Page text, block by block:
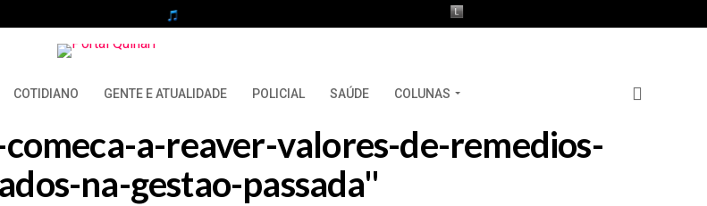
COTIDIANO GENTE E ATUALIDADE POLICIAL SAÚDE COLUNAS
a-reaver-valores-de-remedios-
na-gestao-passada"